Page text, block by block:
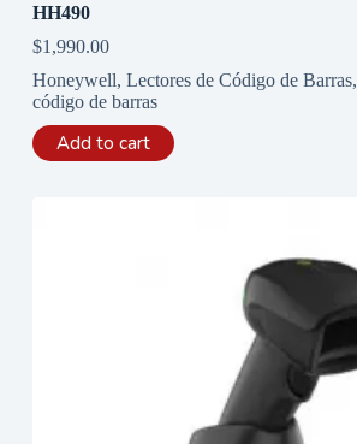
HH490
$1,990.00
Honeywell, Lectores de Código de Barras,
código de barras
Add to cart